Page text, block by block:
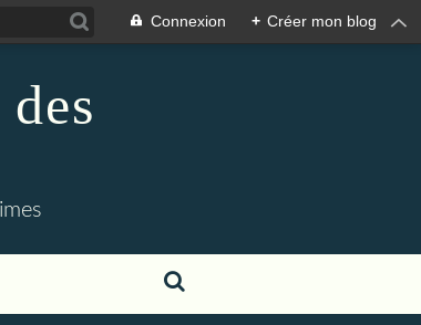
Connexion + Créer mon blog